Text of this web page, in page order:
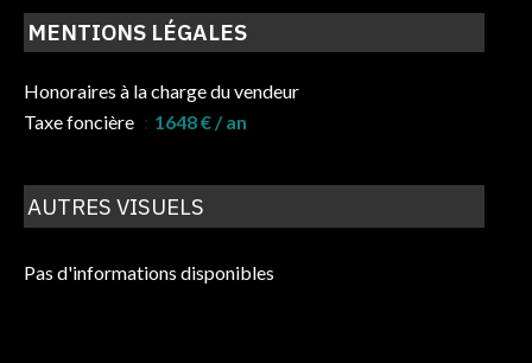
MENTIONS LÉGALES
Honoraires à la charge du vendeur
Taxe foncière
1648 € / an
AUTRES VISUELS
Pas d'informations disponibles